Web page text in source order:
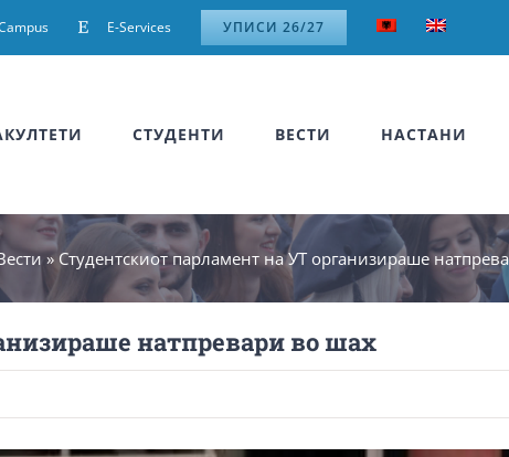
E-Services УПИСИ 26/27
СТУДЕНТИ ВЕСТИ НАСТАНИ
» Студентскиот парламент на УТ организираше
натпревари во шах